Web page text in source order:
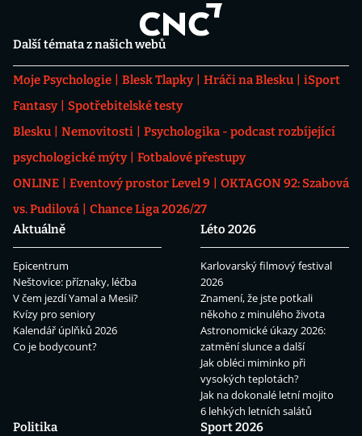
Další témata z našich webů
Moje Psychologie Blesk Tlapky Hráči na Blesku
iSport
Fantasy
Spotřebitelské testy
Blesku
Nemovitosti
Psychologika - podcast rozbíjející
psychologické mýty
Fotbalové přestupy
ONLINE
Eventový prostor Level 9
OKTAGON 92: Szabová
vs. Pudilová
Chance Liga 2026/27
Aktuálně
Epicentrum
Neštovice: příznaky, léčba
V čem jezdí Yamal a Mesii?
Kvízy pro seniory
Kalendář úplňků 2026
Co je bodycount?
Léto 2026
Karlovarský filmový festival
2026
Znamení, že jste potkali
někoho z minulého života
Astronomické úkazy 2026:
zatmění slunce a další
Jak obléci miminko při
vysokých teplotách?
Jak na dokonalé letní mojito
6 lehkých letních salátů
Politika
Sport 2026